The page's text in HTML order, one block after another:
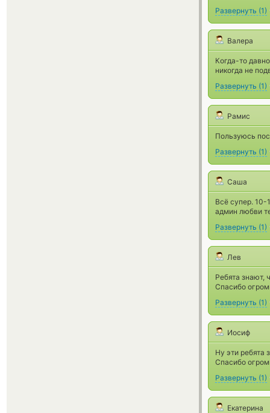
Развернуть (1)
Валера
Когда-то
никогда не
Развернуть (1)
Рамис
Пользуюсь
Развернуть (1)
Саша
Всё супер.
админ любви
Развернуть (1)
Лев
Ребята знают,
Спасибо
Развернуть (1)
Иосиф
Ну эти ребята
Спасибо
Развернуть (1)
Екатерина